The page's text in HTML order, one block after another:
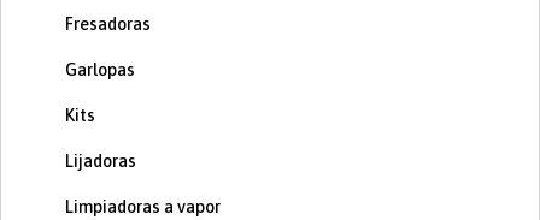
Fresadoras
Garlopas
Kits
Lijadoras
Limpiadoras a vapor